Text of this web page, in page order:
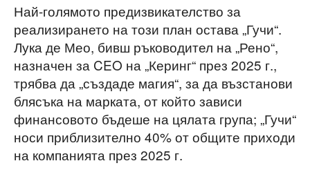
Най-голямото предизвикателство за
реализирането на този план остава „Гучи“.
Лука де Мео, бивш ръководител на „Рено“,
назначен за CEO на „Керинг“ през 2025 г.,
трябва да „създаде магия“, за да възстанови
блясъка на марката, от който зависи
финансовото бъдеше на цялата група; „Гучи“
носи приблизително 40% от общите приходи
на компанията през 2025 г.